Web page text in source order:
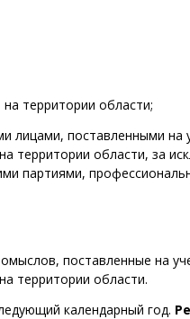
территории области;
лицами, поставленными на
территории области, за
партиями,
поставленные на
территории области.
календарный год.